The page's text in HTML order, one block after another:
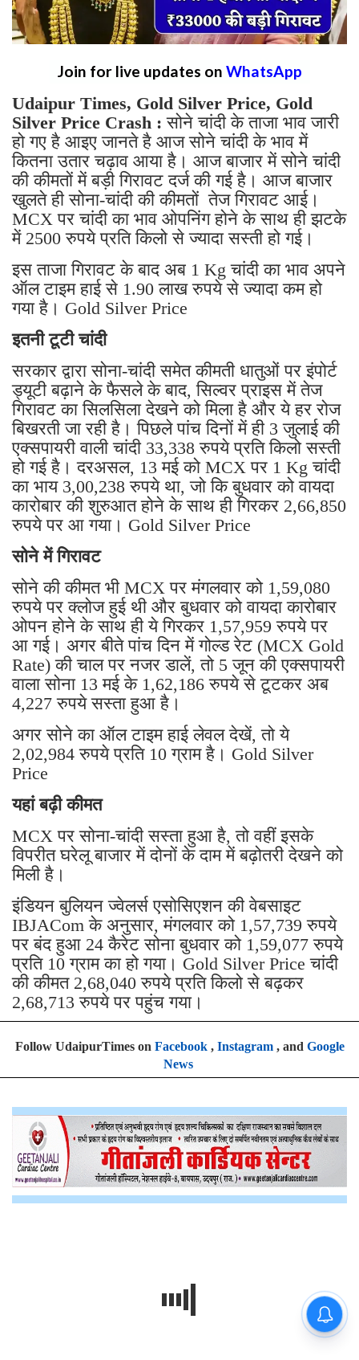
Join for live updates on WhatsApp
Udaipur Times, Gold Silver Price, Gold
Silver Price Crash :सोने चांदी के ताजा भाव जारी
हो गए है आइए जानते है आज सोने चांदी के भाव में
कितना उतार चढ़ाव आया है। आज बाजार में सोने चांदी
की कीमतों में बड़ी गिरावट दर्ज की गई है। आज बाजार
खुलते ही सोना-चांदी की कीमतों तेज गिरावट आई।
MCX पर चांदी का भाव ओपनिंग होने के साथ ही झटके
में 2500 रुपये प्रति किलो से ज्यादा सस्ती हो गई।
इस ताजा गिरावट के बाद अब 1 Kg चांदी का भाव अपने
ऑल टाइम हाई से 1.90 लाख रुपये से ज्यादा कम हो
गया है। Gold Silver Price
इतनी टूटी चांदी
सरकार द्वारा सोना-चांदी समेत कीमती धातुओं पर इंपोर्ट
ड्यूटी बढ़ाने के फैसले के बाद, सिल्वर प्राइस में तेज
गिरावट का सिलसिला देखने को मिला है और ये हर रोज
बिखरती जा रही है। पिछले पांच दिनों में ही 3 जुलाई की
एक्सपायरी वाली चांदी 33,338 रुपये प्रति किलो सस्ती
हो गई है। दरअसल, 13 मई को MCX पर 1 Kg चांदी
का भाय 3,00,238 रुपये था, जो कि बुधवार को वायदा
कारोबार की शुरुआत होने के साथ ही गिरकर 2,66,850
रुपये पर आ गया। Gold Silver Price
सोने में गिरावट
सोने की कीमत भी MCX पर मंगलवार को 1,59,080
रुपये पर क्लोज हुई थी और बुधवार को वायदा कारोबार
ओपन होने के साथ ही ये गिरकर 1,57,959 रुपये पर
आ गई। अगर बीते पांच दिन में गोल्ड रेट (MCX Gold
Rate) की चाल पर नजर डालें, तो 5 जून की एक्सपायरी
वाला सोना 13 मई के 1,62,186 रुपये से टूटकर अब
4,227 रुपये सस्ता हुआ है।
अगर सोने का ऑल टाइम हाई लेवल देखें, तो ये
2,02,984 रुपये प्रति 10 ग्राम है। Gold Silver
Price
यहां बढ़ी कीमत
MCX पर सोना-चांदी सस्ता हुआ है, तो वहीं इसके
विपरीत घरेलू बाजार में दोनों के दाम में बढ़ोतरी देखने को
मिली है।
इंडियन बुलियन ज्वेलर्स एसोसिएशन की वेबसाइट
IBJACom के अनुसार, मंगलवार को 1,57,739 रुपये
पर बंद हुआ 24 कैरेट सोना बुधवार को 1,59,077 रुपये
प्रति 10 ग्राम का हो गया। Gold Silver Price चांदी
की कीमत 2,68,040 रुपये प्रति किलो से बढ़कर
2,68,713 रुपये पर पहुंच गया।
Follow UdaipurTimes on Facebook, Instagram, and Google
News